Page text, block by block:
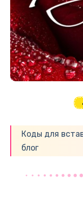
Коды для
блог